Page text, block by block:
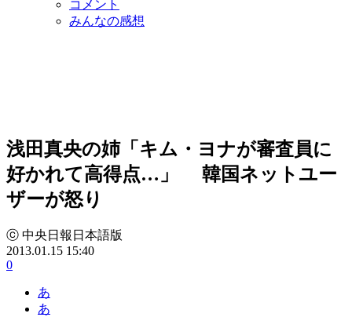
コメント
みんなの感想
浅田真央の姉「キム・ヨナが審査員に
好かれて高得点…」 韓国ネットユー
ザーが怒り
ⓒ 中央日報日本語版
2013.01.15 15:40
0
あ
あ